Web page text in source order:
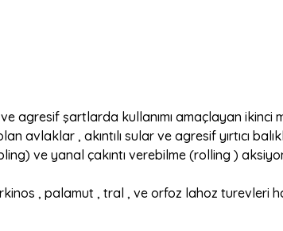
agresif şartlarda kullanımı amaçlayan ikinci
avlaklar , akıntılı sular ve agresif yırtıcı
ve yanal çakıntı verebilme (rolling )
, palamut , tral , ve orfoz lahoz turevleri